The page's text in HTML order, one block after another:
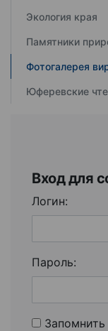
Экология края
Памятники
Фотогалерея
Юферевские
Вход для
Логин:
Пароль: